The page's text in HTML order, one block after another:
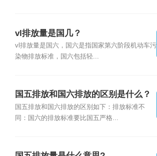
vl排放量是国几？
vl排放量是国六，国六是指国家第六阶段机动车污
染物排放标准，国六包括轻...
国五排放和国六排放的区别是什么？
国五排放和国六排放的区别如下：排放标准不
同：国六的排放标准要比国五严格...